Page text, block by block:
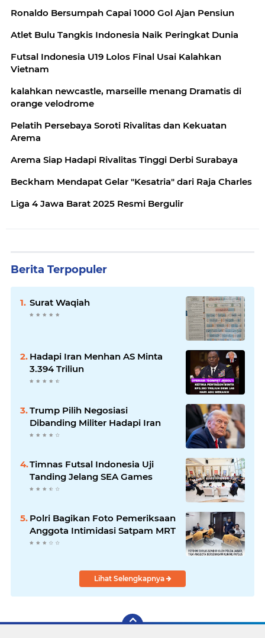
Ronaldo Bersumpah Capai 1000 Gol Ajan Pensiun
Atlet Bulu Tangkis Indonesia Naik Peringkat Dunia
Futsal Indonesia U19 Lolos Final Usai Kalahkan
Vietnam
kalahkan newcastle, marseille menang Dramatis di
orange velodrome
Pelatih Persebaya Soroti Rivalitas dan Kekuatan
Arema
Arema Siap Hadapi Rivalitas Tinggi Derbi Surabaya
Beckham Mendapat Gelar "Kesatria" dari Raja Charles
Liga 4 Jawa Barat 2025 Resmi Bergulir
Berita Terpopuler
Surat Waqiah
Hadapi Iran Menhan AS Minta
3.394 Triliun
Trump Pilih Negosiasi
Dibanding Militer Hadapi Iran
Timnas Futsal Indonesia Uji
Tanding Jelang SEA Games
Polri Bagikan Foto Pemeriksaan
Anggota Intimidasi Satpam MRT
Lihat Selengkapnya